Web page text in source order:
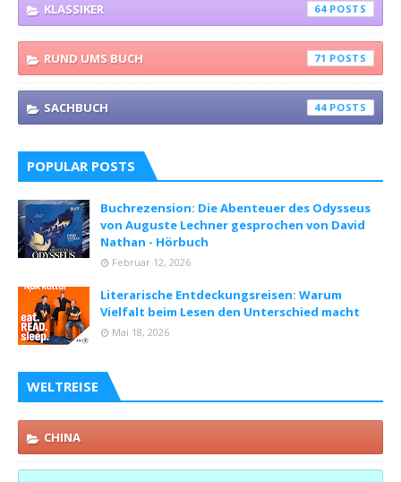
KLASSIKER 64
RUND UMS BUCH 71
SACHBUCH 44
POPULAR POSTS
Buchrezension: Die Abenteuer des Odysseus
von Auguste Lechner gesprochen von David
Nathan - Hörbuch
Februar 12, 2026
Literarische Entdeckungsreisen: Warum
Vielfalt beim Lesen den Unterschied macht
Mai 18, 2026
WELTREISE
CHINA